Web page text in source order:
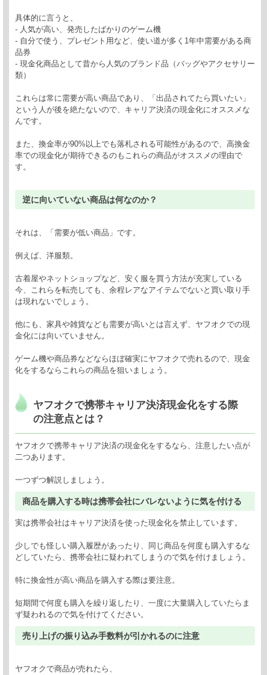
具体的に言うと、
- 人気が高い、発売したばかりのゲーム機
- 自分で使う、プレゼント用など、使い道が多く1年中需要がある商
品券
- 現金化商品として昔から人気のブランド品（バッグやアクセサリー
類）
これらは常に需要が高い商品であり、「出品されてたら買いたい」
という人が後を絶たないので、キャリア決済の現金化にオススメな
んです。
また、換金率が90%以上でも落札される可能性があるので、高換金
率での現金化が期待できるのもこれらの商品がオススメの理由で
す。
逆に向いていない商品は何なのか？
それは、「需要が低い商品」です。
例えば、洋服類。
古着屋やネットショップなど、安く服を買う方法が充実している
今、これらを転売しても、余程レアなアイテムでないと買い取り手
は現れないでしょう。
他にも、家具や雑貨なども需要が高いとは言えず、ヤフオクでの現
金化には向いていません。
ゲーム機や商品券などならほぼ確実にヤフオクで売れるので、現金
化をするならこれらの商品を狙いましょう。
ヤフオクで携帯キャリア決済現金化をする際
の注意点とは？
ヤフオクで携帯キャリア決済の現金化をするなら、注意したい点が
二つあります。
一つずつ解説しましょう。
商品を購入する時は携帯会社にバレないように気を付ける
実は携帯会社はキャリア決済を使った現金化を禁止しています。
少しでも怪しい購入履歴があったり、同じ商品を何度も購入するな
どしていたら、携帯会社に疑われてしまうので気を付けましょう。
特に換金性が高い商品を購入する際は要注意。
短期間で何度も購入を繰り返したり、一度に大量購入していたらま
ず疑われるので気を付けてください。
売り上げの振り込み手数料が引かれるのに注意
ヤフオクで商品が売れたら、